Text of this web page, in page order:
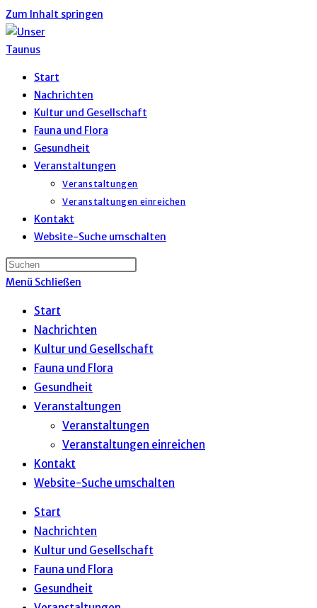
Zum Inhalt springen
Start
Nachrichten
Kultur und Gesellschaft
Fauna und Flora
Gesundheit
Veranstaltungen
Veranstaltungen
Veranstaltungen einreichen
Kontakt
Website-Suche umschalten
Menü Schließen
Start
Nachrichten
Kultur und Gesellschaft
Fauna und Flora
Gesundheit
Veranstaltungen
Veranstaltungen
Veranstaltungen einreichen
Kontakt
Website-Suche umschalten
Start
Nachrichten
Kultur und Gesellschaft
Fauna und Flora
Gesundheit